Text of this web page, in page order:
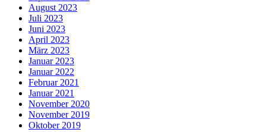
August 2023
Juli 2023
Juni 2023
April 2023
März 2023
Januar 2023
Januar 2022
Februar 2021
Januar 2021
November 2020
November 2019
Oktober 2019